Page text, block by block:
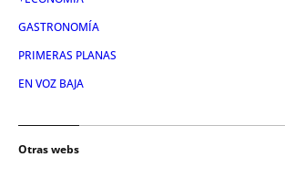
GASTRONOMÍA
PRIMERAS PLANAS
EN VOZ BAJA
Otras webs